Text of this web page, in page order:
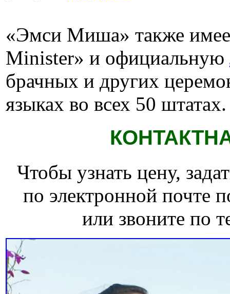
«Эмси Миша» также
Minister» и официальную
брачных и других
языках во всех 50 штатах.
Чтобы узнать цену,
по электронной почте
или звоните по